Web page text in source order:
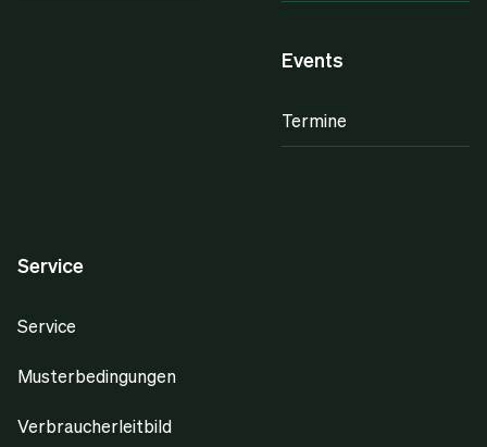
Events
Termine
Service
Service
Musterbedingungen
Verbraucherleitbild